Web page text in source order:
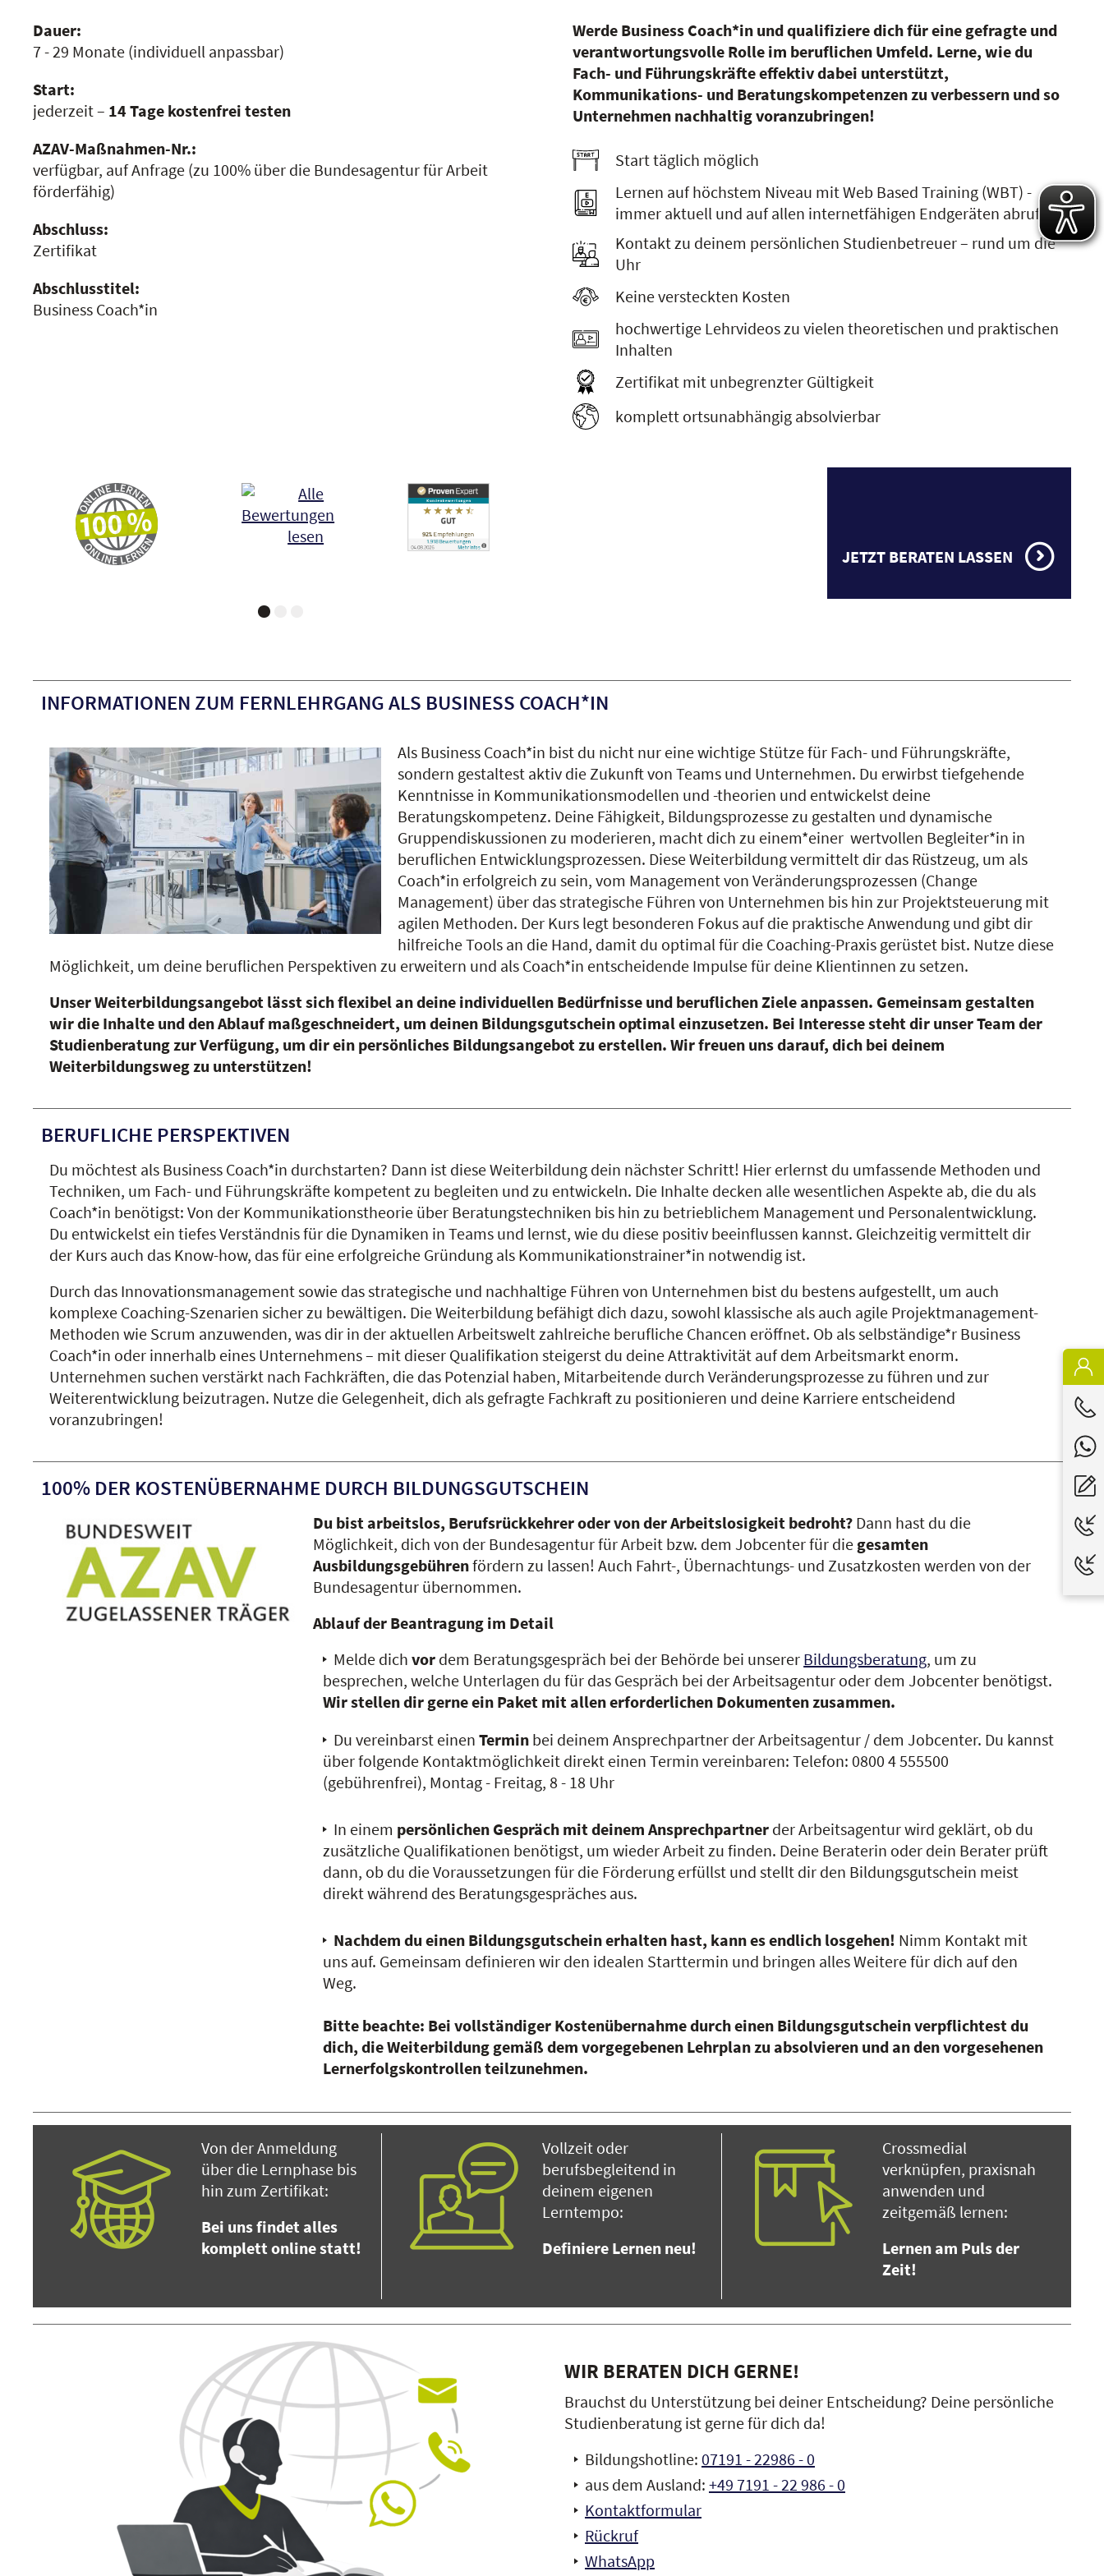
Dauer:
7 - 29 Monate (individuell anpassbar)
Start:
jederzeit – 14 Tage kostenfrei testen
AZAV-Maßnahmen-Nr.:
verfügbar, auf Anfrage (zu 100% über die Bundesagentur für Arbeit
förderfähig)
Abschluss:
Zertifikat
Abschlusstitel:
Business Coach*in
Werde Business Coach*in und qualifiziere dich für eine gefragte und
verantwortungsvolle Rolle im beruflichen Umfeld. Lerne, wie du
Fach- und Führungskräfte effektiv dabei unterstützt,
Kommunikations- und Beratungskompetenzen zu verbessern und so
Unternehmen nachhaltig voranzubringen!
Start täglich möglich
Lernen auf höchstem Niveau mit Web Based Training (WBT) -
immer aktuell und auf allen internetfähigen Endgeräten abrufbar
Kontakt zu deinem persönlichen Studienbetreuer – rund um die
Uhr
Keine versteckten Kosten
hochwertige Lehrvideos zu vielen theoretischen und praktischen
Inhalten
Zertifikat mit unbegrenzter Gültigkeit
komplett ortsunabhängig absolvierbar
JETZT BERATEN LASSEN
INFORMATIONEN ZUM FERNLEHRGANG ALS BUSINESS COACH*IN
Als Business Coach*in bist du nicht nur eine wichtige Stütze für Fach- und Führungskräfte,
sondern gestaltest aktiv die Zukunft von Teams und Unternehmen. Du erwirbst tiefgehende
Kenntnisse in Kommunikationsmodellen und -theorien und entwickelst deine
Beratungskompetenz. Deine Fähigkeit, Bildungsprozesse zu gestalten und dynamische
Gruppendiskussionen zu moderieren, macht dich zu einem*einer wertvollen Begleiter*in in
beruflichen Entwicklungsprozessen. Diese Weiterbildung vermittelt dir das Rüstzeug, um als
Coach*in erfolgreich zu sein, vom Management von Veränderungsprozessen (Change
Management) über das strategische Führen von Unternehmen bis hin zur Projektsteuerung mit
agilen Methoden. Der Kurs legt besonderen Fokus auf die praktische Anwendung und gibt dir
hilfreiche Tools an die Hand, damit du optimal für die Coaching-Praxis gerüstet bist. Nutze diese
Möglichkeit, um deine beruflichen Perspektiven zu erweitern und als Coach*in entscheidende Impulse für deine Klientinnen zu setzen.
Unser Weiterbildungsangebot lässt sich flexibel an deine individuellen Bedürfnisse und beruflichen Ziele anpassen. Gemeinsam gestalten
wir die Inhalte und den Ablauf maßgeschneidert, um deinen Bildungsgutschein optimal einzusetzen. Bei Interesse steht dir unser Team der
Studienberatung zur Verfügung, um dir ein persönliches Bildungsangebot zu erstellen. Wir freuen uns darauf, dich bei deinem
Weiterbildungsweg zu unterstützen!
BERUFLICHE PERSPEKTIVEN
Du möchtest als Business Coach*in durchstarten? Dann ist diese Weiterbildung dein nächster Schritt! Hier erlernst du umfassende Methoden und
Techniken, um Fach- und Führungskräfte kompetent zu begleiten und zu entwickeln. Die Inhalte decken alle wesentlichen Aspekte ab, die du als
Coach*in benötigst: Von der Kommunikationstheorie über Beratungstechniken bis hin zu betrieblichem Management und Personalentwicklung.
Du entwickelst ein tiefes Verständnis für die Dynamiken in Teams und lernst, wie du diese positiv beeinflussen kannst. Gleichzeitig vermittelt dir
der Kurs auch das Know-how, das für eine erfolgreiche Gründung als Kommunikationstrainer*in notwendig ist.
Durch das Innovationsmanagement sowie das strategische und nachhaltige Führen von Unternehmen bist du bestens aufgestellt, um auch
komplexe Coaching-Szenarien sicher zu bewältigen. Die Weiterbildung befähigt dich dazu, sowohl klassische als auch agile Projektmanagement-
Methoden wie Scrum anzuwenden, was dir in der aktuellen Arbeitswelt zahlreiche berufliche Chancen eröffnet. Ob als selbständige*r Business
Coach*in oder innerhalb eines Unternehmens – mit dieser Qualifikation steigerst du deine Attraktivität auf dem Arbeitsmarkt enorm.
Unternehmen suchen verstärkt nach Fachkräften, die das Potenzial haben, Mitarbeitende durch Veränderungsprozesse zu führen und zur
Weiterentwicklung beizutragen. Nutze die Gelegenheit, dich als gefragte Fachkraft zu positionieren und deine Karriere entscheidend
voranzubringen!
100% DER KOSTENÜBERNAHME DURCH BILDUNGSGUTSCHEIN
Du bist arbeitslos, Berufsrückkehrer oder von der Arbeitslosigkeit bedroht? Dann hast du die
Möglichkeit, dich von der Bundesagentur für Arbeit bzw. dem Jobcenter für die gesamten
Ausbildungsgebührenfördern zu lassen! Auch Fahrt-, Übernachtungs- und Zusatzkosten werden von der
Bundesagentur übernommen.
Ablauf der Beantragung im Detail
Melde dichvor dem Beratungsgespräch bei der Behörde bei unserer Bildungsberatung, um zu
besprechen, welche Unterlagen du für das Gespräch bei der Arbeitsagentur oder dem Jobcenter benötigst.
Wir stellen dir gerne ein Paket mit allen erforderlichen Dokumenten zusammen.
Du vereinbarst einenTermin bei deinem Ansprechpartner der Arbeitsagentur / dem Jobcenter. Du kannst
über folgende Kontaktmöglichkeit direkt einen Termin vereinbaren: Telefon: 0800 4 555500
(gebührenfrei), Montag - Freitag, 8 - 18 Uhr
In einem persönlichen Gespräch mit deinem Ansprechpartner der Arbeitsagentur wird geklärt, ob du
zusätzliche Qualifikationen benötigst, um wieder Arbeit zu finden. Deine Beraterin oder dein Berater prüft
dann, ob du die Voraussetzungen für die Förderung erfüllst und stellt dir den Bildungsgutschein meist
direkt während des Beratungsgespräches aus.
Nachdem du einen Bildungsgutschein erhalten hast, kann es endlich losgehen! Nimm Kontakt mit
uns auf. Gemeinsam definieren wir den idealen Starttermin und bringen alles Weitere für dich auf den
Weg.
Bitte beachte: Bei vollständiger Kostenübernahme durch einen Bildungsgutschein verpflichtest du
dich, die Weiterbildung gemäß dem vorgegebenen Lehrplan zu absolvieren und an den vorgesehenen
Lernerfolgskontrollen teilzunehmen.
Von der Anmeldung
über die Lernphase bis
hin zum Zertifikat:
Bei uns findet alles
komplett online statt!
Vollzeit oder
berufsbegleitend in
deinem eigenen
Lerntempo:
Definiere Lernen neu!
Crossmedial
verknüpfen, praxisnah
anwenden und
zeitgemäß lernen:
Lernen am Puls der
Zeit!
WIR BERATEN DICH GERNE!
Brauchst du Unterstützung bei deiner Entscheidung? Deine persönliche
Studienberatung ist gerne für dich da!
Bildungshotline: 07191 - 22986 - 0
aus dem Ausland: +49 7191 - 22 986 - 0
Kontaktformular
Rückruf
WhatsApp